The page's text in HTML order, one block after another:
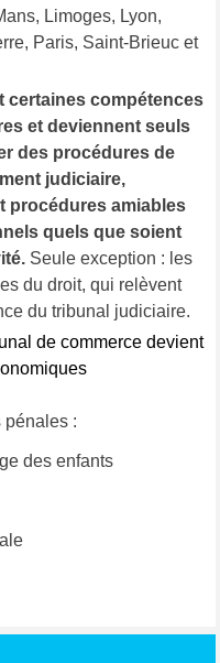
Limoges, Lyon,
Paris, Saint-Brieuc et
certaines compétences
et deviennent seuls
des procédures de
judiciaire,
procédures amiables
quels que soient
Seule exception : les
du droit, qui relèvent
du tribunal judiciaire.
de commerce devient
pénales :
des enfants